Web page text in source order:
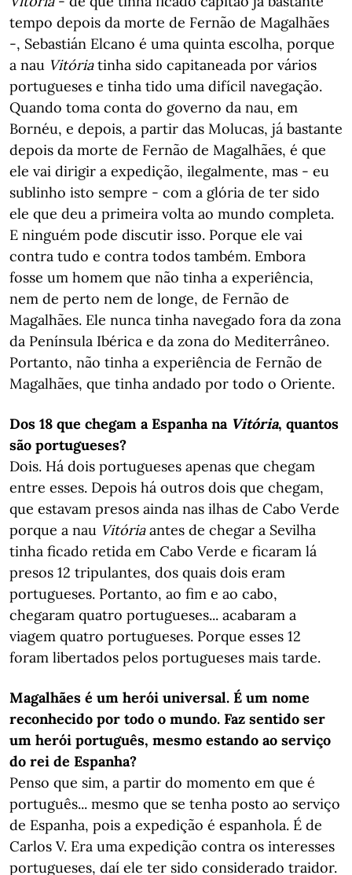
tempo depois da morte de Fernão de Magalhães
-, Sebastián Elcano é uma quinta escolha, porque
a nau Vitóriatinha sido capitaneada por vários
portugueses e tinha tido uma difícil navegação.
Quando toma conta do governo da nau, em
Bornéu, e depois, a partir das Molucas, já bastante
depois da morte de Fernão de Magalhães, é que
ele vai dirigir a expedição, ilegalmente, mas - eu
sublinho isto sempre - com a glória de ter sido
ele que deu a primeira volta ao mundo completa.
E ninguém pode discutir isso. Porque ele vai
contra tudo e contra todos também. Embora
fosse um homem que não tinha a experiência,
nem de perto nem de longe, de Fernão de
Magalhães. Ele nunca tinha navegado fora da zona
da Península Ibérica e da zona do Mediterrâneo.
Portanto, não tinha a experiência de Fernão de
Magalhães, que tinha andado por todo o Oriente.
Dos 18 que chegam a Espanha na Vitória, quantos
são portugueses?
Dois. Há dois portugueses apenas que chegam
entre esses. Depois há outros dois que chegam,
que estavam presos ainda nas ilhas de Cabo Verde
porque a nau Vitóriaantes de chegar a Sevilha
tinha ficado retida em Cabo Verde e ficaram lá
presos 12 tripulantes, dos quais dois eram
portugueses. Portanto, ao fim e ao cabo,
chegaram quatro portugueses... acabaram a
viagem quatro portugueses. Porque esses 12
foram libertados pelos portugueses mais tarde.
Magalhães é um herói universal. É um nome
reconhecido por todo o mundo. Faz sentido ser
um herói português, mesmo estando ao serviço
do rei de Espanha?
Penso que sim, a partir do momento em que é
português... mesmo que se tenha posto ao serviço
de Espanha, pois a expedição é espanhola. É de
Carlos V. Era uma expedição contra os interesses
portugueses, daí ele ter sido considerado traidor.